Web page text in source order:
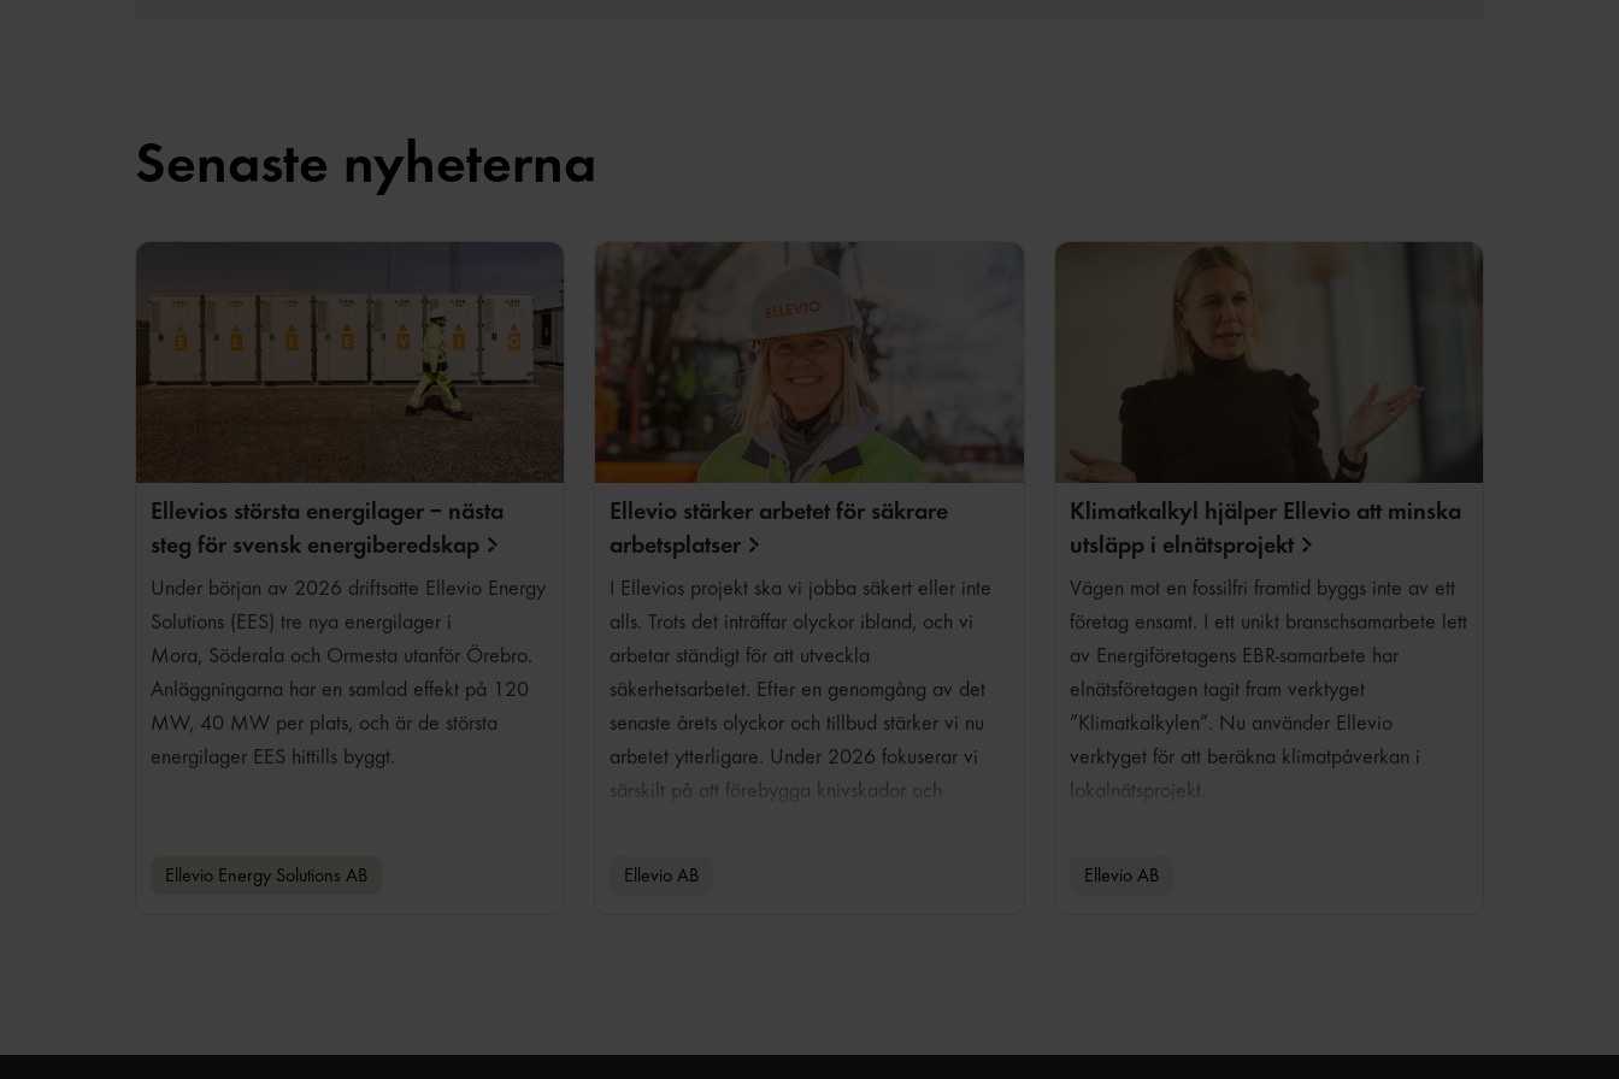
Senaste nyheterna
Ellevios största energilager – nästa
steg för svensk energiberedskap
Under början av 2026 driftsatte Ellevio Energy
Solutions (EES) tre nya energilager i
Mora, Söderala och Ormesta utanför Örebro.
Anläggningarna har en samlad effekt på 120
MW, 40 MW per plats, och är de största
energilager EES hittills byggt.
Ellevio Energy Solutions AB
Ellevio stärker arbetet för säkrare
arbetsplatser
I Ellevios projekt ska vi jobba säkert eller inte
alls. Trots det inträffar olyckor ibland, och vi
arbetar ständigt för att utveckla
säkerhetsarbetet. Efter en genomgång av det
senaste årets olyckor och tillbud stärker vi nu
arbetet ytterligare. Under 2026 fokuserar vi
särskilt på att förebygga knivskador och
Ellevio AB
Fredrik Karlsson
Klimatkalkyl hjälper Ellevio att minska
utsläpp i elnätsprojekt
Vägen mot en fossilfri framtid byggs inte av ett
företag ensamt. I ett unikt branschsamarbete lett
av Energiföretagens EBR-samarbete har
elnätsföretagen tagit fram verktyget
”Klimatkalkylen”. Nu använder Ellevio
verktyget för att beräkna klimatpåverkan i
lokalnätsprojekt.
Ellevio AB